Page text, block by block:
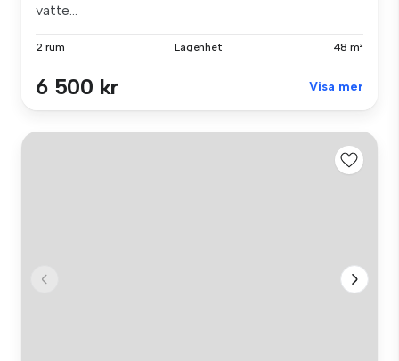
vatte...
2 rum Lägenhet 48 m²
6 500 kr Visa mer